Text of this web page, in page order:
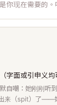
你现在需要的
字面或引申义均
自嘲：她刚刚听
来（spit）了——